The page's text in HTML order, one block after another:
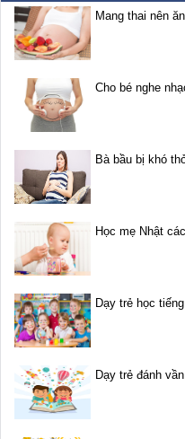
Mang thai nên
Cho bé nghe
Bà bầu bị khó
Học mẹ Nhật
Dạy trẻ học
Dạy trẻ đánh